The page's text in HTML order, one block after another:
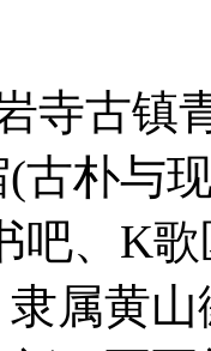
古镇
古朴与
吧、K
属黄